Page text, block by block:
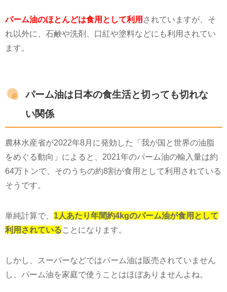
パーム油のほとんどは食用として利用 されていますが、そ
れ以外に、石鹸や洗剤、口紅や塗料などにも利用されてい
ます。
パーム油は日本の食生活と切っても切れな
い関係
農林水産省が2022年8月に発効した「我が国と世界の油脂
をめぐる動向」によると、2021年のパーム油の輸入量は約
64万トンで、そのうちの約8割が食用として利用されている
そうです。
単純計算で、 1人あたり年間約4kgのパーム油が食用として
利用されていることになります。
しかし、スーパーなどではパーム油は販売されていません
し、パーム油を家庭で使うことはほぼありませんよね。